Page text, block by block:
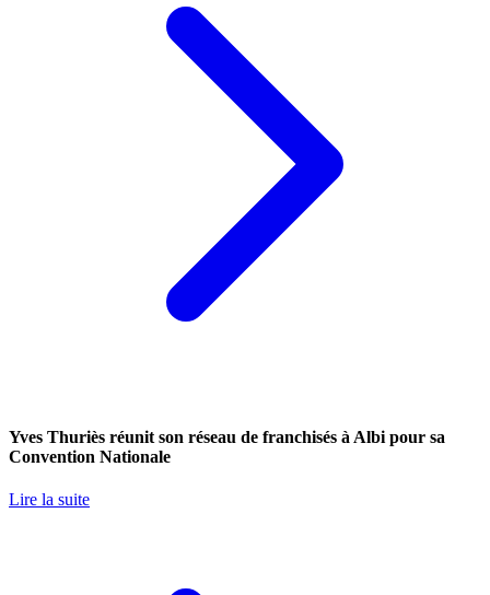
Yves Thuriès réunit son réseau de franchisés à Albi pour sa
Convention Nationale
Lire la suite